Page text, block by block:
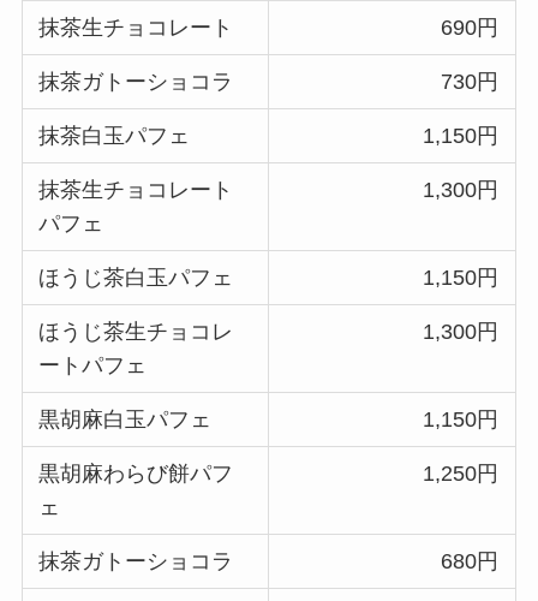
抹茶生チョコレート 690円
抹茶ガトーショコラ 730円
抹茶白玉パフェ 1,150円
抹茶生チョコレート
パフェ
1,300円
ほうじ茶白玉パフェ 1,150円
ほうじ茶生チョコレ
ートパフェ
1,300円
黒胡麻白玉パフェ 1,150円
黒胡麻わらび餅パフ
ェ
1,250円
抹茶ガトーショコラ 680円